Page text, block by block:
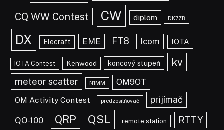
CQ WW Contest CW diplom DK7ZB
DX Elecraft EME FT8 Icom IOTA
IOTA Contest Kenwood koncový stupeň kv
meteor scatter N1MM
OM9OT
OM Activity Contest
predzosilňovač prijímač
QO-100 QRP QSL remote station RTTY